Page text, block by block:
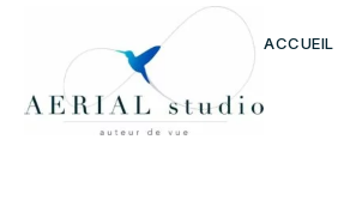
ACCUEIL